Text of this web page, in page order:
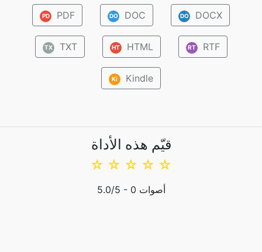
PD PDF DO DOC DO DOCX
TX TXT HT HTML RT RTF
Ki Kindle
قيّم هذه الأداة
☆
☆
☆
☆
☆
5.0/5 - 0 أصوات